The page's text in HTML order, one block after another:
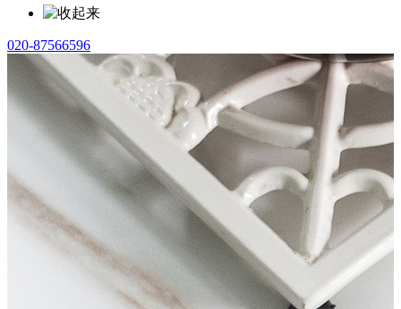
020-87566596